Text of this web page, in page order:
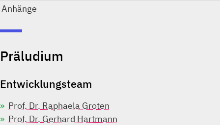
Anhänge
Präludium
Entwicklungsteam
Prof. Dr. Raphaela Groten
Prof. Dr. Gerhard Hartmann